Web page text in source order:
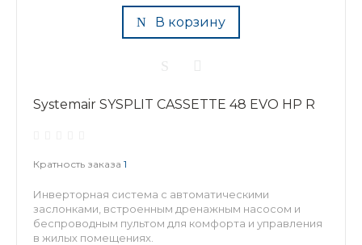
В корзину
Systemair SYSPLIT CASSETTE 48 EVO HP R
Кратность заказа 1
Инверторная система с автоматическими
заслонками, встроенным дренажным насосом и
беспроводным пультом для комфорта и управления
в жилых помещениях.